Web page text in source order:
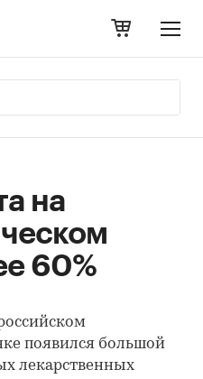
на
60%
появился большой
лекарственных